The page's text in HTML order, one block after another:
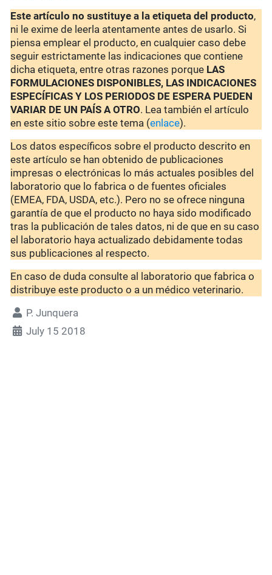
Este artículo no sustituye a la etiqueta del producto,
ni le exime de leerla atentamente antes de usarlo. Si
piensa emplear el producto, en cualquier caso debe
seguir estrictamente las indicaciones que contiene
dicha etiqueta, entre otras razones porque LAS
FORMULACIONES DISPONIBLES, LAS INDICACIONES
ESPECÍFICAS Y LOS PERIODOS DE ESPERA PUEDEN
VARIAR DE UN PAÍS A OTRO. Lea también el artículo
en este sitio sobre este tema (enlace).
Los datos específicos sobre el producto descrito en
este artículo se han obtenido de publicaciones
impresas o electrónicas lo más actuales posibles del
laboratorio que lo fabrica o de fuentes oficiales
(EMEA, FDA, USDA, etc.). Pero no se ofrece ninguna
garantía de que el producto no haya sido modificado
tras la publicación de tales datos, ni de que en su caso
el laboratorio haya actualizado debidamente todas
sus publicaciones al respecto.
En caso de duda consulte al laboratorio que fabrica o
distribuye este producto o a un médico veterinario.
P. Junquera
July 15 2018